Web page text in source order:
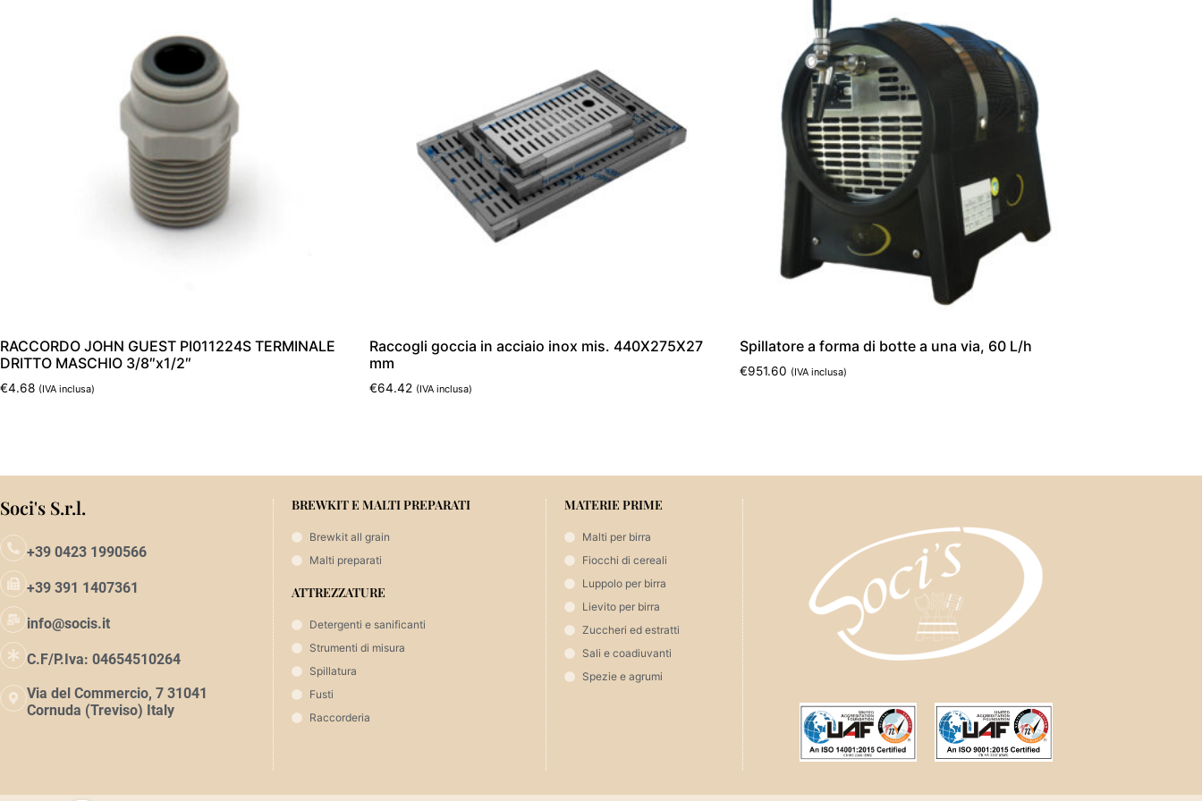
RACCORDO JOHN GUEST PI011224S TERMINALE
DRITTO MASCHIO 3/8″x1/2″
€4.68 (IVA inclusa)
Raccogli goccia in acciaio inox mis. 440X275X27
mm
€64.42 (IVA inclusa)
Spillatore a forma di botte a una via, 60 L/h
€951.60 (IVA inclusa)
Soci's S.r.l.
+39 0423 1990566
+39 391 1407361
info@socis.it
C.F/P.Iva: 04654510264
Via del Commercio, 7 31041
Cornuda (Treviso) Italy
BREWKIT E MALTI PREPARATI
Brewkit all grain
Malti preparati
ATTREZZATURE
Detergenti e sanificanti
Strumenti di misura
Spillatura
Fusti
Raccorderia
MATERIE PRIME
Malti per birra
Fiocchi di cereali
Luppolo per birra
Lievito per birra
Zuccheri ed estratti
Sali e coadiuvanti
Spezie e agrumi